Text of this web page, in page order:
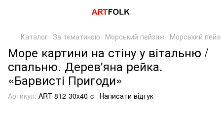
Каталог За тематикою Морський пейзаж Морський
Море картини на стіну у вітальню /
спальню. Дерев'яна рейка.
«Барвисті Пригоди»
Артикул: ART-812-30x40-c Написати відгук